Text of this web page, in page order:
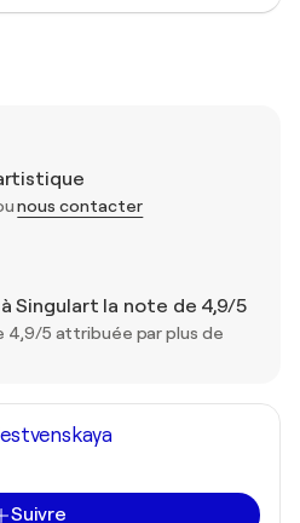
nous contacter
Singulart la note de 4,9/5
4,9/5 attribuée par plus de
Suivre